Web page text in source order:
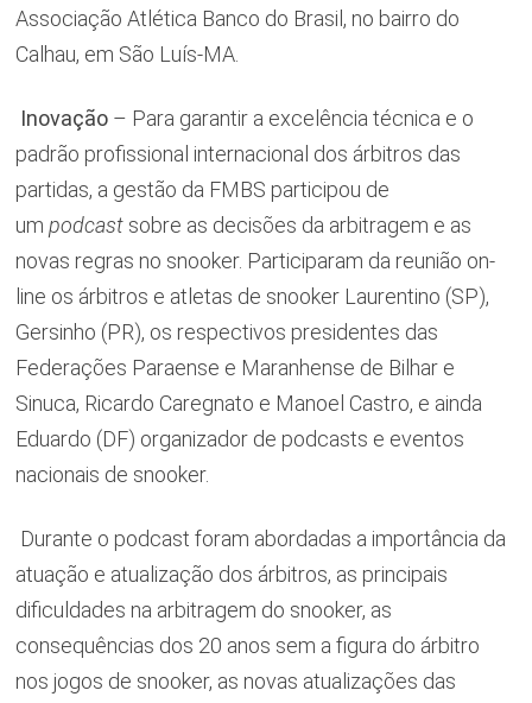
Associação Atlética Banco do Brasil, no bairro do
Calhau, em São Luís-MA.
Inovação– Para garantir a excelência técnica e o
padrão profissional internacional dos árbitros das
partidas, a gestão da FMBS participou de
um podcastsobre as decisões da arbitragem e as
novas regras no snooker. Participaram da reunião on-
line os árbitros e atletas de snooker Laurentino (SP),
Gersinho (PR), os respectivos presidentes das
Federações Paraense e Maranhense de Bilhar e
Sinuca, Ricardo Caregnato e Manoel Castro, e ainda
Eduardo (DF) organizador de podcasts e eventos
nacionais de snooker.
Durante o podcast foram abordadas a importância da
atuação e atualização dos árbitros, as principais
dificuldades na arbitragem do snooker, as
consequências dos 20 anos sem a figura do árbitro
nos jogos de snooker, as novas atualizações das